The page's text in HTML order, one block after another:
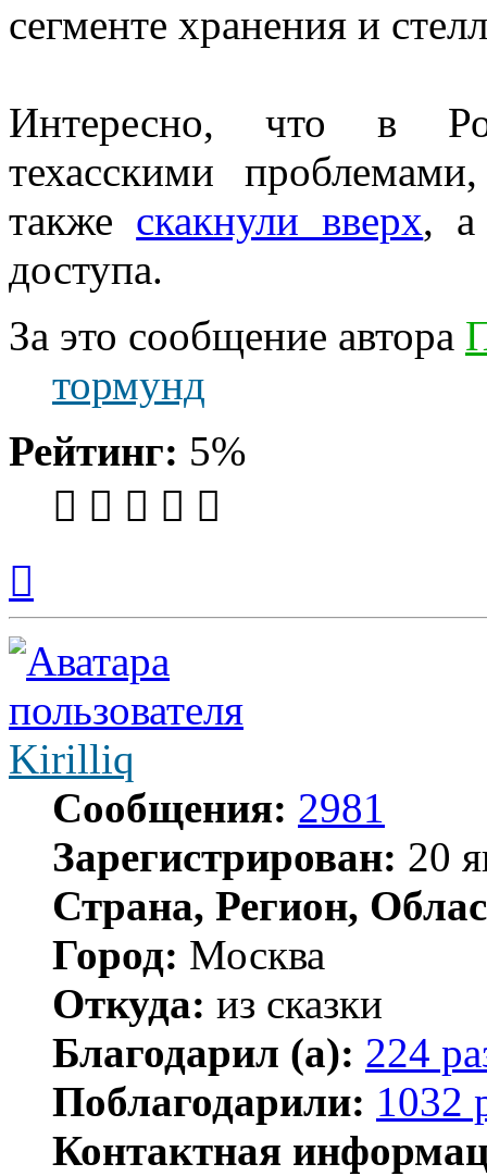
сегменте хранения и
Интересно, что в
техасскими
также скакнули вверх, а
доступа.
За это сообщение автора
тормунд
Рейтинг: 5%
началу
Kirilliq
Сообщения: 2981
Зарегистрирован: 20
Страна, Регион,
Город: Москва
Откуда: из сказки
Благодарил (а): 224
Поблагодарили: 1032
Контактная